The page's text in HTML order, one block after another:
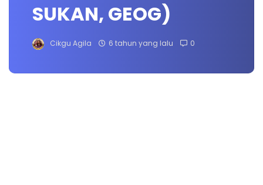
SUKAN, GEOG)
Cikgu Agila 6 tahun yang lalu 0